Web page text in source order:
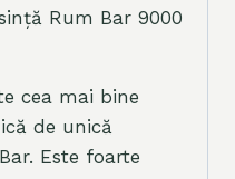
Rum Bar 9000
cea mai bine
de unică
Este foarte